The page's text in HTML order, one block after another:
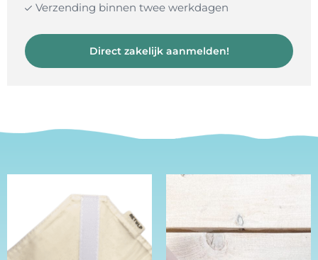
Verzending binnen twee werkdagen
Direct zakelijk aanmelden!